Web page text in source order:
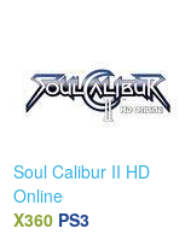
Soul Calibur II HD
Online
X360 PS3